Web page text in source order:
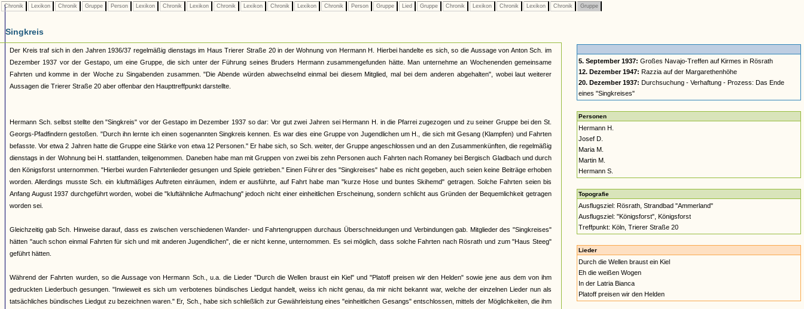
Chronik Lexikon Chronik Gruppe Person Lexikon Chronik Lexikon Chronik Lexikon Chronik Lexikon Chronik Person Gruppe Lied Gruppe Chronik Lexikon Chronik Lexikon Chronik Gruppe
Singkreis
Der Kreis traf sich in den Jahren 1936/37 regelmäßig dienstags im Haus Trierer Straße 20 in der Wohnung von Hermann H. Hierbei handelte es sich, so die Aussage von Anton Sch. im
Dezember 1937 vor der Gestapo, um eine Gruppe, die sich unter der Führung seines Bruders Hermann zusammengefunden hätte. Man unternehme an Wochenenden gemeinsame
Fahrten und komme in der Woche zu Singabenden zusammen. "Die Abende würden abwechselnd einmal bei diesem Mitglied, mal bei dem anderen abgehalten", wobei laut weiterer
Aussagen die Trierer Straße 20 aber offenbar den Haupttreffpunkt darstellte.
Hermann Sch. selbst stellte den "Singkreis" vor der Gestapo im Dezember 1937 so dar: Vor gut zwei Jahren sei Hermann H. in die Pfarrei zugezogen und zu seiner Gruppe bei den St.
Georgs-Pfadfindern gestoßen. "Durch ihn lernte ich einen sogenannten Singkreis kennen. Es war dies eine Gruppe von Jugendlichen um H., die sich mit Gesang (Klampfen) und Fahrten
befasste. Vor etwa 2 Jahren hatte die Gruppe eine Stärke von etwa 12 Personen." Er habe sich, so Sch. weiter, der Gruppe angeschlossen und an den Zusammenkünften, die regelmäßig
dienstags in der Wohnung bei H. stattfanden, teilgenommen. Daneben habe man mit Gruppen von zwei bis zehn Personen auch Fahrten nach Romaney bei Bergisch Gladbach und durch
den Königsforst unternommen. "Hierbei wurden Fahrtenlieder gesungen und Spiele getrieben." Einen Führer des "Singkreises" habe es nicht gegeben, auch seien keine Beiträge erhoben
worden. Allerdings musste Sch. ein kluftmäßiges Auftreten einräumen, indem er ausführte, auf Fahrt habe man "kurze Hose und buntes Skihemd" getragen. Solche Fahrten seien bis
Anfang August 1937 durchgeführt worden, wobei die "kluftähnliche Aufmachung" jedoch nicht einer einheitlichen Erscheinung, sondern schlicht aus Gründen der Bequemlichkeit getragen
worden sei.
Gleichzeitig gab Sch. Hinweise darauf, dass es zwischen verschiedenen Wander- und Fahrtengruppen durchaus Überschneidungen und Verbindungen gab. Mitglieder des "Singkreises"
hätten "auch schon einmal Fahrten für sich und mit anderen Jugendlichen", die er nicht kenne, unternommen. Es sei möglich, dass solche Fahrten nach Rösrath und zum "Haus Steeg"
geführt hätten.
Während der Fahrten wurden, so die Aussage von Hermann Sch., u.a. die Lieder "Durch die Wellen braust ein Kiel" und "Platoff preisen wir den Helden" sowie jene aus dem von ihm
gedruckten Liederbuch gesungen. "Inwieweit es sich um verbotenes bündisches Liedgut handelt, weiss ich nicht genau, da mir nicht bekannt war, welche der einzelnen Lieder nun als
tatsächliches bündisches Liedgut zu bezeichnen waren." Er, Sch., habe sich schließlich zur Gewährleistung eines "einheitlichen Gesangs" entschlossen, mittels der Möglichkeiten, die ihm
5. September 1937: Großes Navajo-Treffen auf Kirmes in Rösrath
12. Dezember 1947: Razzia auf der Margarethenhöhe
20. Dezember 1937: Durchsuchung - Verhaftung - Prozess: Das Ende
eines "Singkreises"
Personen
Hermann H.
Josef D.
Maria M.
Martin M.
Hermann S.
Topografie
Ausflugsziel: Rösrath, Strandbad "Ammerland"
Ausflugsziel: "Königsforst", Königsforst
Treffpunkt: Köln, Trierer Straße 20
Lieder
Durch die Wellen braust ein Kiel
Eh die weißen Wogen
In der Latria Bianca
Platoff preisen wir den Helden